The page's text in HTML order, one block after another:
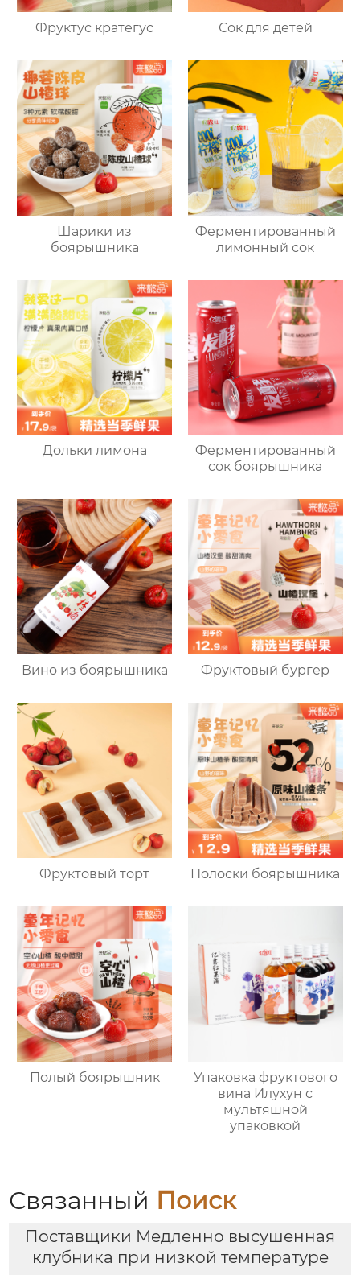
Фруктус кратегус Сок для детей
Шарики из
боярышника
Ферментированный
лимонный сок
Дольки лимона
Ферментированный
сок боярышника
Вино из боярышника Фруктовый бургер
Фруктовый торт Полоски боярышника
Полый боярышник
Упаковка фруктового
вина Илухун с
мультяшной
упаковкой
Связанный Поиск
Поставщики Медленно высушенная
клубника при низкой температуре